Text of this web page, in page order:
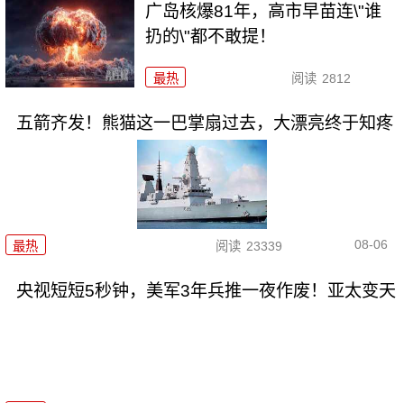
广岛核爆81年，高市早苗连\"谁
扔的\"都不敢提！
最热 阅读 2812
五箭齐发！熊猫这一巴掌扇过去，大漂亮终于知疼
最热 阅读 23339 08-06
央视短短5秒钟，美军3年兵推一夜作废！亚太变天